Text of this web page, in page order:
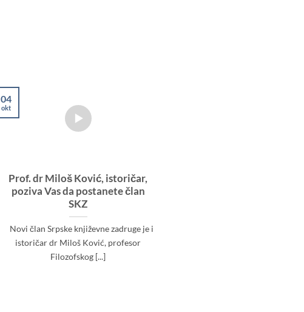
Prof. dr Miloš Ković, istoričar,
poziva Vas da postanete član
SKZ
Novi član Srpske književne zadruge je i
istoričar dr Miloš Ković, profesor
Filozofskog [...]
04
okt